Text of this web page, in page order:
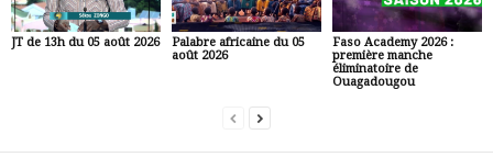
JT de 13h du 05 août 2026
Palabre africaine du 05
août 2026
Faso Academy 2026 :
première manche
éliminatoire de
Ouagadougou